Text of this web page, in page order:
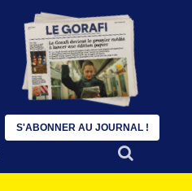
S'ABONNER AU JOURNAL !